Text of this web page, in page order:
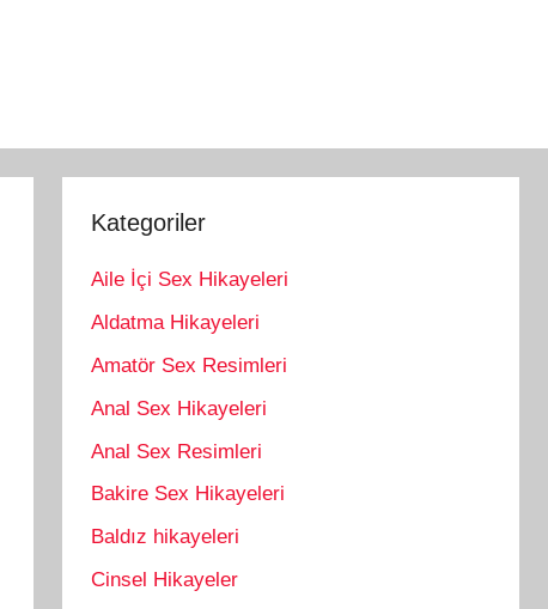
Kategoriler
Aile İçi Sex Hikayeleri
Aldatma Hikayeleri
Amatör Sex Resimleri
Anal Sex Hikayeleri
Anal Sex Resimleri
Bakire Sex Hikayeleri
Baldız hikayeleri
Cinsel Hikayeler